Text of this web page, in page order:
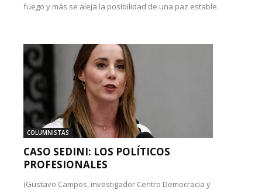
fuego y más se aleja la posibilidad de una paz estable.
COLUMNISTAS
CASO SEDINI: LOS POLÍTICOS
PROFESIONALES
(Gustavo Campos, investigador Centro Democracia y